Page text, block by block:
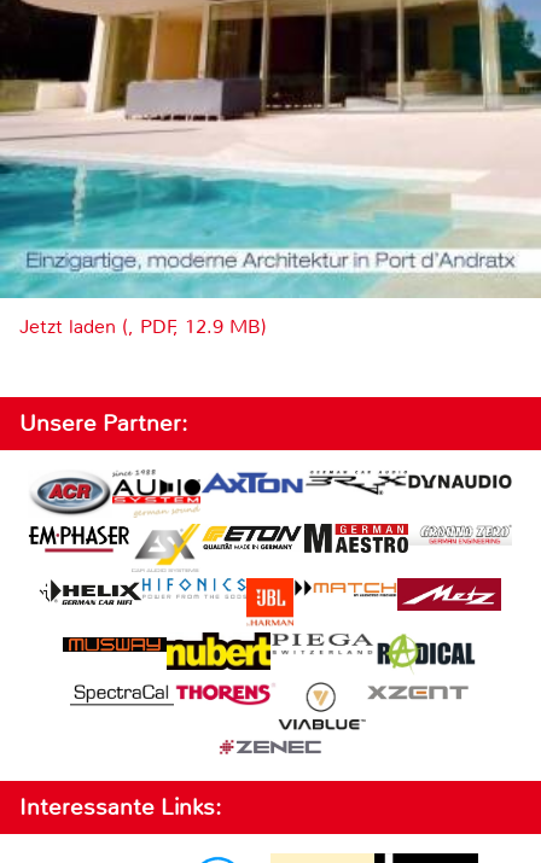
Jetzt laden (, PDF, 12.9 MB)
Unsere Partner:
Interessante Links: